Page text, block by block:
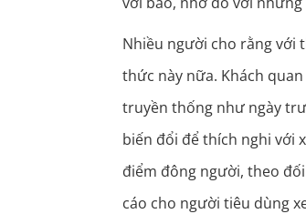
Nhiều người cho rằng với
thức này nữa. Khách
truyền thống như ngày
biến đổi để thích nghi với
điểm đông người, theo
cáo cho người tiêu dùng